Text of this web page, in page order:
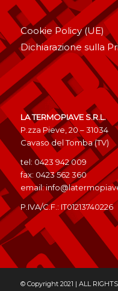
Cookie Policy (UE)
Dichiarazione sulla
LA TERMOPIAVE S.R.L.
P.zza Pieve, 20 – 31034
Cavaso del Tomba (TV)
tel: 0423 942 009
fax: 0423 562 360
email:
P.IVA/C.F.: IT01213740226
© Copyright 2021 | ALL